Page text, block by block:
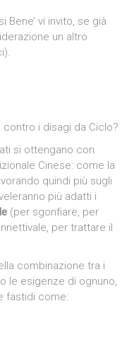
Bene’ vi invito, se già
un altro
i disagi da Ciclo?
si ottengano con
Cinese: come la
quindi più sugli
più adatti i
(per sgonfiare, per
per trattare il
combinazione tra i
le esigenze di ognuno,
fastidi come: